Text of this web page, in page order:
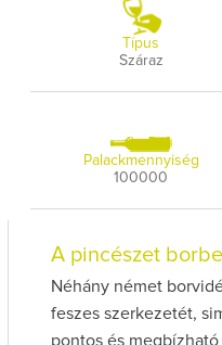
Típus
Száraz
Palackmennyiség
100000
A pincészet
Néhány német
feszes szerkezetét,
pontos és